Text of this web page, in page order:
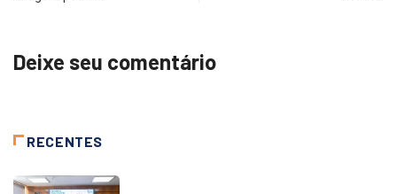
Deixe seu comentário
RECENTES